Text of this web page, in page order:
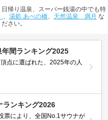
帰り温泉、スーパー銭湯の中でも特
、 湯処 あべの橋、 天然温泉 満月 な
さい。
間ランキング2025
点に選ばれた、2025年の人
ランキング2026
票により、全国No.1サウナが